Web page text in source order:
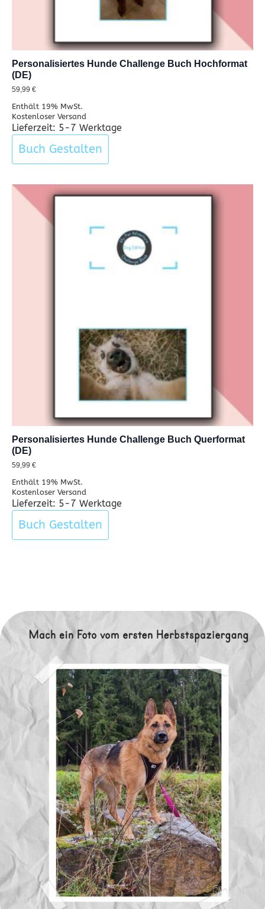
Personalisiertes Hunde Challenge Buch Hochformat
(DE)
59,99 €
Enthält 19% MwSt.
Kostenloser Versand
Lieferzeit: 5-7 Werktage
Buch Gestalten
Personalisiertes Hunde Challenge Buch Querformat
(DE)
59,99 €
Enthält 19% MwSt.
Kostenloser Versand
Lieferzeit: 5-7 Werktage
Buch Gestalten